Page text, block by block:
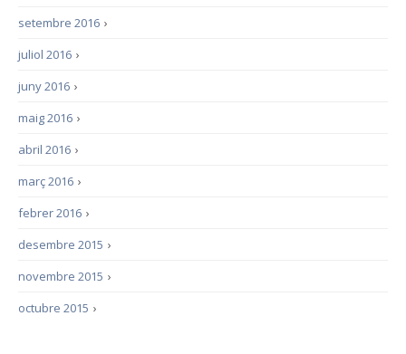
›
setembre 2016
›
juliol 2016
›
juny 2016
›
maig 2016
›
abril 2016
›
març 2016
›
febrer 2016
›
desembre 2015
›
novembre 2015
›
octubre 2015